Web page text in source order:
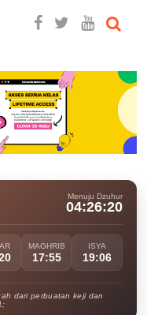
Menuju Dzuhur
04:26:19
MAGHRIB
17:55
ISYA
19:06
dari perbuatan keji dan